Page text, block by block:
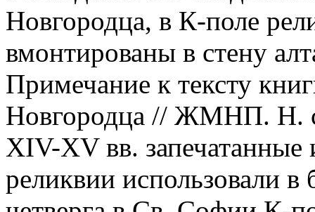
Новгородца, в К-поле
вмонтированы в стену
Примечание к тексту
Новгородца // ЖМНП. Н.
XIV-XV вв.
реликвии использовали